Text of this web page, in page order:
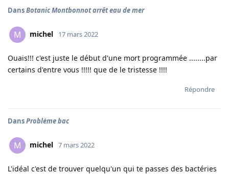
DansBotanic Montbonnot arrêt eau de mer
M michel 17 mars 2022
Ouais!!! c'est juste le début d'une mort programmée ........par
certains d'entre vous !!!!! que de le tristesse !!!!
Répondre
DansProblème bac
M michel 7 mars 2022
L'idéal c'est de trouver quelqu'un qui te passes des bactéries